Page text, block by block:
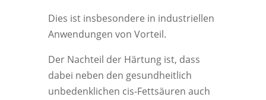
Dies ist insbesondere in industriellen
Anwendungen von Vorteil.
Der Nachteil der Härtung ist, dass
dabei neben den gesundheitlich
unbedenklichen cis-Fettsäuren auch